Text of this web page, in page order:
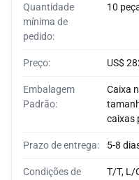
Quantidade
mínima de
pedido:
10
Preço: US$
Embalagem
Padrão:
Caixa
caixas
Prazo de entrega: 5-8
Condições de
T/T, L/